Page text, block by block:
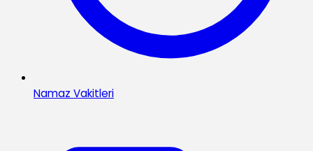
Namaz Vakitleri